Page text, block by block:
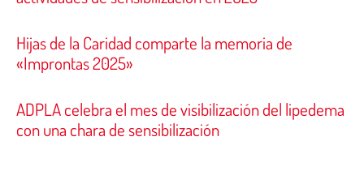
Hijas de la Caridad comparte la memoria de
«Improntas 2025»
ADPLA celebra el mes de visibilización del lipedema
con una chara de sensibilización